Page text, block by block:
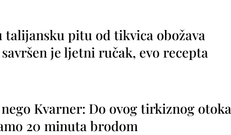
talijansku pitu od tikvica obožava
je ljetni ručak, evo recepta
Kvarner: Do ovog tirkiznog otoka
20 minuta brodom